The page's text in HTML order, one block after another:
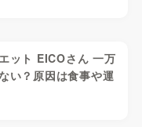
ット EICOさん 一万
い？原因は食事や運